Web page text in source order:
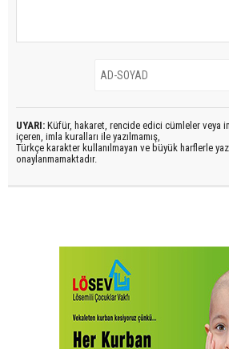
UYARI: Küfür, hakaret, rencide edici cümleler veya
içeren, imla kuralları ile yazılmamış,
Türkçe karakter kullanılmayan ve büyük harflerle
onaylanmamaktadır.